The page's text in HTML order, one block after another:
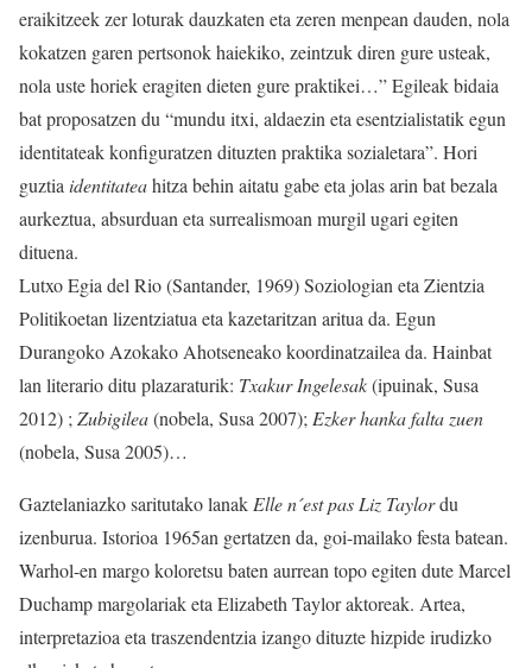
eraikitzeek zer loturak dauzkaten eta zeren menpean dauden, nola
kokatzen garen pertsonok haiekiko, zeintzuk diren gure usteak,
nola uste horiek eragiten dieten gure praktikei…” Egileak bidaia
bat proposatzen du “mundu itxi, aldaezin eta esentzialistatik egun
identitateak konfiguratzen dituzten praktika sozialetara”. Hori
guztia identitateahitza behin aitatu gabe eta jolas arin bat bezala
aurkeztua, absurduan eta surrealismoan murgil ugari egiten
dituena.
Lutxo Egia del Rio (Santander, 1969) Soziologian eta Zientzia
Politikoetan lizentziatua eta kazetaritzan aritua da. Egun
Durangoko Azokako Ahotseneako koordinatzailea da. Hainbat
lan literario ditu plazaraturik: Txakur Ingelesak(ipuinak, Susa
2012) ;Zubigilea(nobela, Susa 2007);Ezker hanka falta zuen
(nobela, Susa 2005)…
Gaztelaniazko saritutako lanakElle n´est pas Liz Taylordu
izenburua. Istorioa 1965an gertatzen da, goi-mailako festa batean.
Warhol-en margo koloretsu baten aurrean topo egiten dute Marcel
Duchamp margolariak eta Elizabeth Taylor aktoreak. Artea,
interpretazioa eta traszendentzia izango dituzte hizpide irudizko